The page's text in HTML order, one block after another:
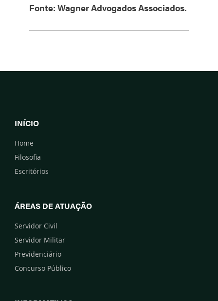
Fonte: Wagner Advogados Associados.
INÍCIO
Home
Filosofia
Escritórios
ÁREAS DE ATUAÇÃO
Servidor Civil
Servidor Militar
Previdenciário
Concurso Público